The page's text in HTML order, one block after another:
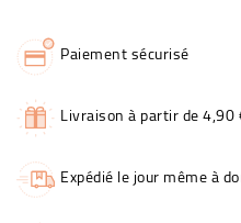
Paiement sécurisé
Livraison à partir de
Expédié le jour même à